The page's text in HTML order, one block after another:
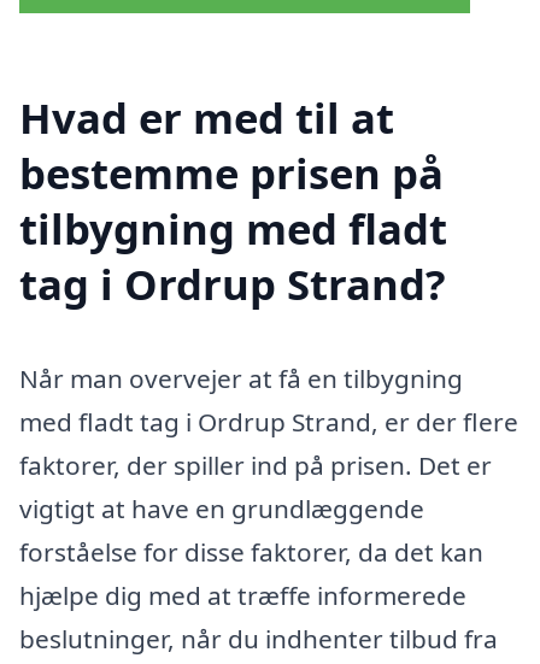
Hvad er med til at
bestemme prisen på
tilbygning med fladt
tag i Ordrup Strand?
Når man overvejer at få en tilbygning
med fladt tag i Ordrup Strand, er der flere
faktorer, der spiller ind på prisen. Det er
vigtigt at have en grundlæggende
forståelse for disse faktorer, da det kan
hjælpe dig med at træffe informerede
beslutninger, når du indhenter tilbud fra